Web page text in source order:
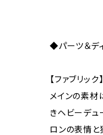
◆パーツ＆デ
【ファブリック】
メインの素
きヘビーデュ
ロンの表情と